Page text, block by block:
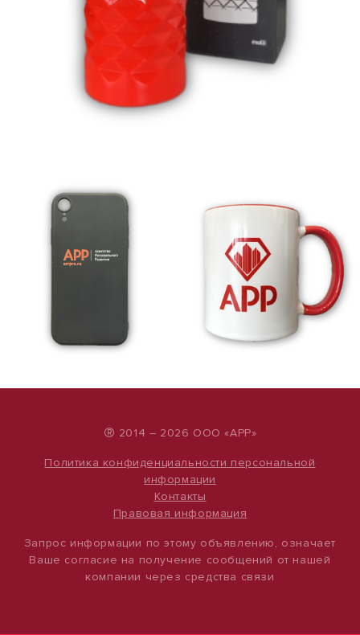
® 2014 – 2026 ООО «АРР»
Политика конфиденциальности персональной
информации
Контакты
Правовая информация
Запрос информации по этому объявлению, означает
Ваше согласие на получение сообщений от нашей
компании через средства связи